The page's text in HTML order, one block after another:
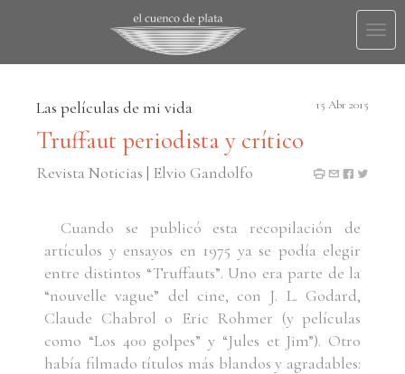
Las películas de mi vida 15 Abr 2015
Truffaut periodista y crítico
Revista Noticias | Elvio Gandolfo
Cuando se publicó esta recopilación de
artículos y ensayos en 1975 ya se podía elegir
entre distintos “Truffauts”. Uno era parte de la
“nouvelle vague” del cine, con J. L. Godard,
Claude Chabrol o Eric Rohmer (y películas
como “Los 400 golpes” y “Jules et Jim”). Otro
había filmado títulos más blandos y agradables: